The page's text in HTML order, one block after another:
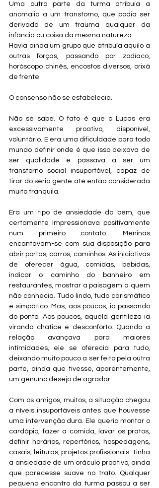
Uma outra parte da turma atribuía a
anomalia a um transtorno, que podia ser
derivado de um trauma qualquer da
infância ou coisa da mesma natureza.
Havia ainda um grupo que atribuía aquilo a
outras forças, passando por zodíaco,
horóscopo chinês, encostos diversos, orixá
de frente.
O consenso não se estabelecia.
Não se sabe. O fato é que o Lucas era
excessivamente proativo, disponível,
voluntário. E era uma dificuldade para todo
mundo definir onde é que isso deixava de
ser qualidade e passava a ser um
transtorno social insuportável, capaz de
tirar do sério gente até então considerada
muito tranquila.
Era um tipo de ansiedade do bem, que
certamente impressionava positivamente
num primeiro contato. Meninas
encantavam-se com sua disposição para
abrir portas, carros, caminhos. As iniciativas
de oferecer água, comidas, bebidas,
indicar o caminho do banheiro em
restaurantes, mostrar a paisagem a quem
não conhecia. Tudo lindo, tudo carismático
e simpático. Mas, aos poucos, ia passando
do ponto. Aos poucos, aquela gentileza ia
virando chatice e desconforto. Quando a
relação avançava para maiores
intimidades, ele se oferecia para tudo,
deixando muito pouco a ser feito pela outra
parte, ainda que tivesse, aparentemente,
um genuíno desejo de agradar.
Com os amigos, muitos, a situação chegou
a níveis insuportáveis antes que houvesse
uma intervenção dura. Ele queria montar o
cardápio, fazer a comida, lavar os pratos,
definir horários, repertórios, hospedagens,
casais, leituras, projetos profissionais. Tinha
a ansiedade de um oráculo proativo, ainda
que parecesse suave no trato. Qualquer
pequeno encontro da turma passou a ser